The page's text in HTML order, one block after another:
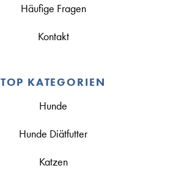
Häufige Fragen
Kontakt
TOP KATEGORIEN
Hunde
Hunde Diätfutter
Katzen